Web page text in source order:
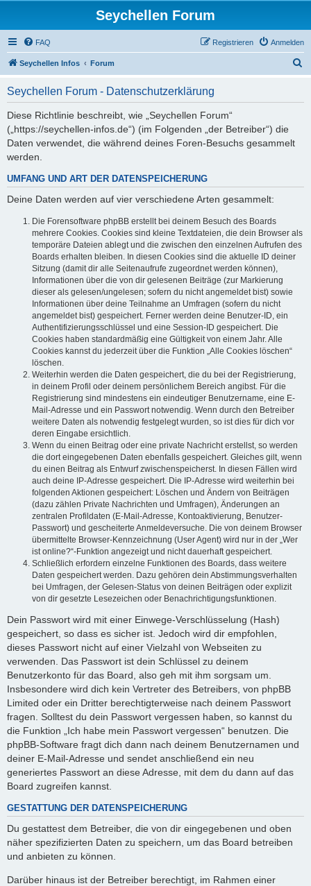
Seychellen Forum
FAQ Anmelden
Registrieren
Seychellen Infos Forum
Seychellen Forum - Datenschutzerklärung
Diese Richtlinie beschreibt, wie „Seychellen Forum“
(„https://seychellen-infos.de“) (im Folgenden „der Betreiber“) die
Daten verwendet, die während deines Foren-Besuchs gesammelt
werden.
UMFANG UND ART DER DATENSPEICHERUNG
Deine Daten werden auf vier verschiedene Arten gesammelt:
Die Forensoftware phpBB erstellt bei deinem Besuch des Boards
mehrere Cookies. Cookies sind kleine Textdateien, die dein Browser als
temporäre Dateien ablegt und die zwischen den einzelnen Aufrufen des
Boards erhalten bleiben. In diesen Cookies sind die aktuelle ID deiner
Sitzung (damit dir alle Seitenaufrufe zugeordnet werden können),
Informationen über die von dir gelesenen Beiträge (zur Markierung
dieser als gelesen/ungelesen; sofern du nicht angemeldet bist) sowie
Informationen über deine Teilnahme an Umfragen (sofern du nicht
angemeldet bist) gespeichert. Ferner werden deine Benutzer-ID, ein
Authentifizierungsschlüssel und eine Session-ID gespeichert. Die
Cookies haben standardmäßig eine Gültigkeit von einem Jahr. Alle
Cookies kannst du jederzeit über die Funktion „Alle Cookies löschen“
löschen.
Weiterhin werden die Daten gespeichert, die du bei der Registrierung,
in deinem Profil oder deinem persönlichem Bereich angibst. Für die
Registrierung sind mindestens ein eindeutiger Benutzername, eine E-
Mail-Adresse und ein Passwort notwendig. Wenn durch den Betreiber
weitere Daten als notwendig festgelegt wurden, so ist dies für dich vor
deren Eingabe ersichtlich.
Wenn du einen Beitrag oder eine private Nachricht erstellst, so werden
die dort eingegebenen Daten ebenfalls gespeichert. Gleiches gilt, wenn
du einen Beitrag als Entwurf zwischenspeicherst. In diesen Fällen wird
auch deine IP-Adresse gespeichert. Die IP-Adresse wird weiterhin bei
folgenden Aktionen gespeichert: Löschen und Ändern von Beiträgen
(dazu zählen Private Nachrichten und Umfragen), Änderungen an
zentralen Profildaten (E-Mail-Adresse, Kontoaktivierung, Benutzer-
Passwort) und gescheiterte Anmeldeversuche. Die von deinem Browser
übermittelte Browser-Kennzeichnung (User Agent) wird nur in der „Wer
ist online?“-Funktion angezeigt und nicht dauerhaft gespeichert.
Schließlich erfordern einzelne Funktionen des Boards, dass weitere
Daten gespeichert werden. Dazu gehören dein Abstimmungsverhalten
bei Umfragen, der Gelesen-Status von deinen Beiträgen oder explizit
von dir gesetzte Lesezeichen oder Benachrichtigungsfunktionen.
Dein Passwort wird mit einer Einwege-Verschlüsselung (Hash)
gespeichert, so dass es sicher ist. Jedoch wird dir empfohlen,
dieses Passwort nicht auf einer Vielzahl von Webseiten zu
verwenden. Das Passwort ist dein Schlüssel zu deinem
Benutzerkonto für das Board, also geh mit ihm sorgsam um.
Insbesondere wird dich kein Vertreter des Betreibers, von phpBB
Limited oder ein Dritter berechtigterweise nach deinem Passwort
fragen. Solltest du dein Passwort vergessen haben, so kannst du
die Funktion „Ich habe mein Passwort vergessen“ benutzen. Die
phpBB-Software fragt dich dann nach deinem Benutzernamen und
deiner E-Mail-Adresse und sendet anschließend ein neu
generiertes Passwort an diese Adresse, mit dem du dann auf das
Board zugreifen kannst.
GESTATTUNG DER DATENSPEICHERUNG
Du gestattest dem Betreiber, die von dir eingegebenen und oben
näher spezifizierten Daten zu speichern, um das Board betreiben
und anbieten zu können.
Darüber hinaus ist der Betreiber berechtigt, im Rahmen einer